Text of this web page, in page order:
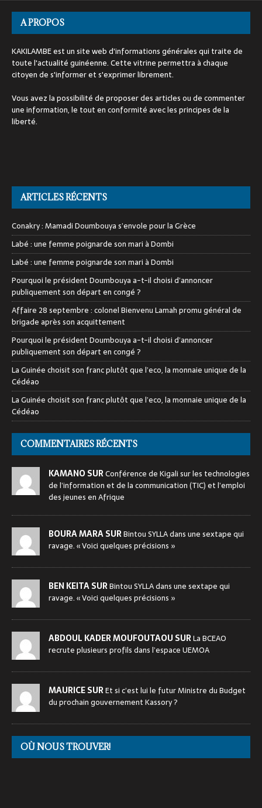
A PROPOS
KAKILAMBE est un site web d'informations générales qui traite de
toute l'actualité guinéenne. Cette vitrine permettra à chaque
citoyen de s'informer et s'exprimer librement.
Vous avez la possibilité de proposer des articles ou de commenter
une information, le tout en conformité avec les principes de la
liberté.
ARTICLES RÉCENTS
Conakry : Mamadi Doumbouya s’envole pour la Grèce
Labé : une femme poignarde son mari à Dombi
Labé : une femme poignarde son mari à Dombi
Pourquoi le président Doumbouya a-t-il choisi d’annoncer
publiquement son départ en congé ?
Affaire 28 septembre : colonel Bienvenu Lamah promu général de
brigade après son acquittement
Pourquoi le président Doumbouya a-t-il choisi d’annoncer
publiquement son départ en congé ?
La Guinée choisit son franc plutôt que l’eco, la monnaie unique de la
Cédéao
La Guinée choisit son franc plutôt que l’eco, la monnaie unique de la
Cédéao
COMMENTAIRES RÉCENTS
KAMANO SURConférence de Kigali sur les technologies
de l’information et de la communication (TIC) et l’emploi
des jeunes en Afrique
BOURA MARA SURBintou SYLLA dans une sextape qui
ravage. « Voici quelques précisions »
BEN KEITA SURBintou SYLLA dans une sextape qui
ravage. « Voici quelques précisions »
ABDOUL KADER MOUFOUTAOU SURLa BCEAO
recrute plusieurs profils dans l’espace UEMOA
MAURICE SUREt si c’est lui le futur Ministre du Budget
du prochain gouvernement Kassory ?
OÙ NOUS TROUVER!